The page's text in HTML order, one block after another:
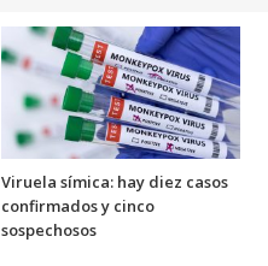
Viruela símica: hay diez casos
confirmados y cinco
sospechosos